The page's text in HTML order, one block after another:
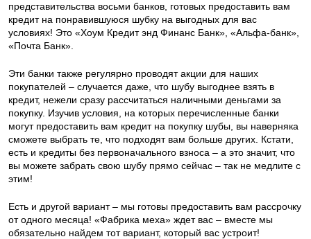
представительства восьми банков, готовых предоставить вам
кредит на понравившуюся шубку на выгодных для вас
условиях! Это «Хоум Кредит энд Финанс Банк», «Альфа-банк»,
«Почта Банк».
Эти банки также регулярно проводят акции для наших
покупателей – случается даже, что шубу выгоднее взять в
кредит, нежели сразу рассчитаться наличными деньгами за
покупку. Изучив условия, на которых перечисленные банки
могут предоставить вам кредит на покупку шубы, вы наверняка
сможете выбрать те, что подходят вам больше других. Кстати,
есть и кредиты без первоначального взноса – а это значит, что
вы можете забрать свою шубу прямо сейчас – так не медлите с
этим!
Есть и другой вариант – мы готовы предоставить вам рассрочку
от одного месяца! «Фабрика меха» ждет вас – вместе мы
обязательно найдем тот вариант, который вас устроит!